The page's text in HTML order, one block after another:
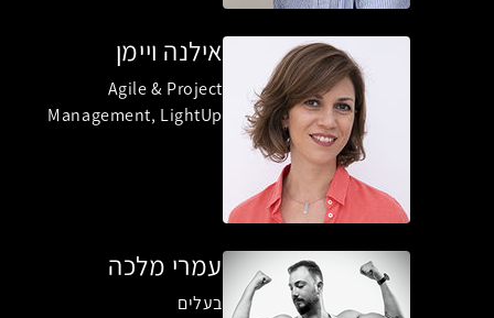
אילנה ויימן
Agile & Project
Management, LightUp
עמרי מלכה
בעלים